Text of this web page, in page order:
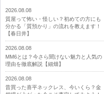
2026.08.08
質屋って怖い・怪しい？初めての方にも
分かる「質預かり」の流れを教えます！
【春日井】
2026.08.08
MM6とは？今さら聞けない魅力と人気の
理由を徹底解説【細畑】
2026.08.08
昔買った喜平ネックレス、今いくら？金